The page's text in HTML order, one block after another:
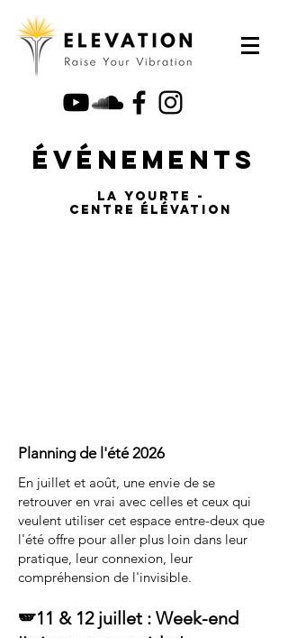
ÉvÉnements
LA yourte -
centre élévation
Planning de l'été 2026
En juillet et août, une envie de se
retrouver en vrai avec celles et ceux qui
veulent utiliser cet espace entre-deux que
l'été offre pour aller plus loin dans leur
pratique, leur connexion, leur
compréhension de l'invisible.
🪽11 & 12 juillet : Week-end